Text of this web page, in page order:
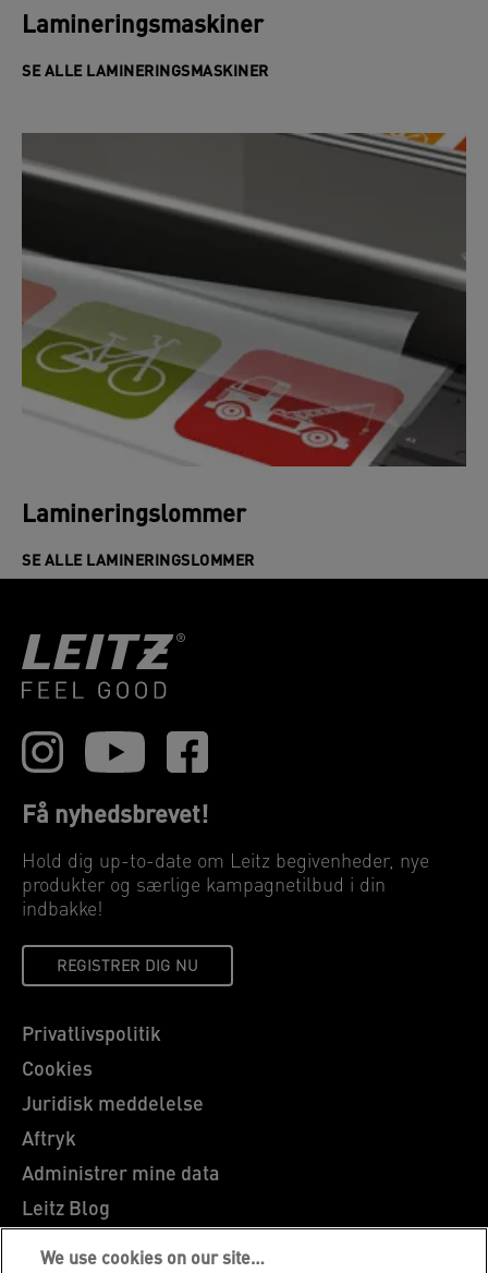
Lamineringsmaskiner
SE ALLE LAMINERINGSMASKINER
Lamineringslommer
SE ALLE LAMINERINGSLOMMER
Få nyhedsbrevet!
Hold dig up-to-date om Leitz begivenheder, nye
produkter og særlige kampagnetilbud i din
indbakke!
REGISTRER DIG NU
Privatlivspolitik
Cookies
Juridisk meddelelse
Aftryk
Administrer mine data
Leitz Blog
We use cookies on our site…